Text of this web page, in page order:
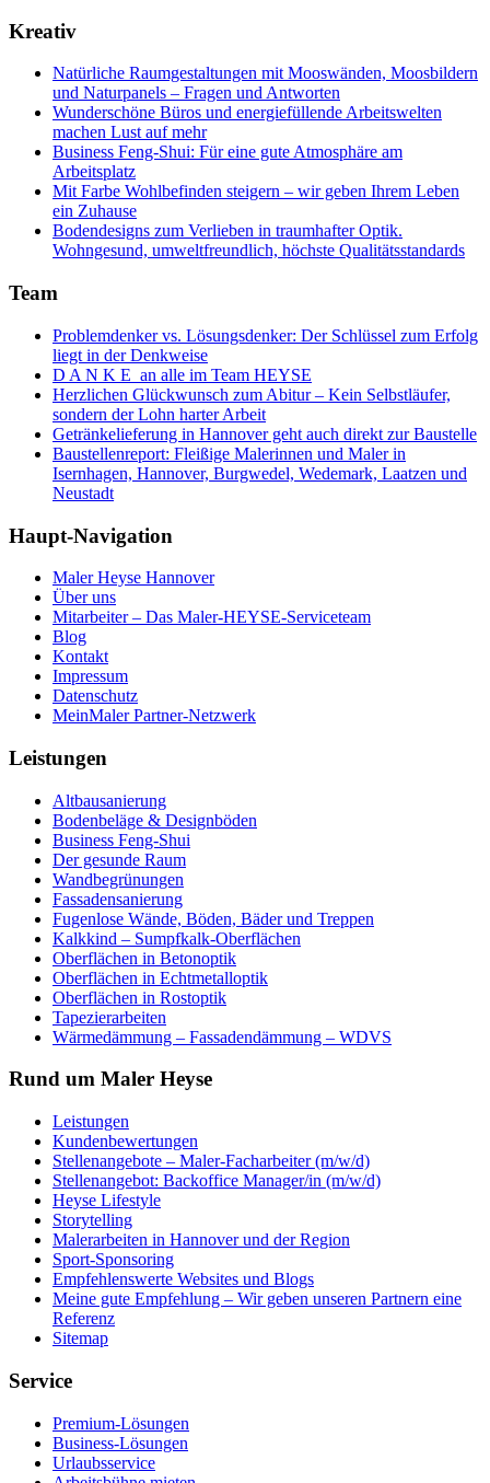
Kreativ
Natürliche Raumgestaltungen mit Mooswänden, Moosbildern
und Naturpanels – Fragen und Antworten
Wunderschöne Büros und energiefüllende Arbeitswelten
machen Lust auf mehr
Business Feng-Shui: Für eine gute Atmosphäre am
Arbeitsplatz
Mit Farbe Wohlbefinden steigern – wir geben Ihrem Leben
ein Zuhause
Bodendesigns zum Verlieben in traumhafter Optik.
Wohngesund, umweltfreundlich, höchste Qualitätsstandards
Team
Problemdenker vs. Lösungsdenker: Der Schlüssel zum Erfolg
liegt in der Denkweise
D A N K E an alle im Team HEYSE
Herzlichen Glückwunsch zum Abitur – Kein Selbstläufer,
sondern der Lohn harter Arbeit
Getränkelieferung in Hannover geht auch direkt zur Baustelle
Baustellenreport: Fleißige Malerinnen und Maler in
Isernhagen, Hannover, Burgwedel, Wedemark, Laatzen und
Neustadt
Haupt-Navigation
Maler Heyse Hannover
Über uns
Mitarbeiter – Das Maler-HEYSE-Serviceteam
Blog
Kontakt
Impressum
Datenschutz
MeinMaler Partner-Netzwerk
Leistungen
Altbausanierung
Bodenbeläge & Designböden
Business Feng-Shui
Der gesunde Raum
Wandbegrünungen
Fassadensanierung
Fugenlose Wände, Böden, Bäder und Treppen
Kalkkind – Sumpfkalk-Oberflächen
Oberflächen in Betonoptik
Oberflächen in Echtmetalloptik
Oberflächen in Rostoptik
Tapezierarbeiten
Wärmedämmung – Fassadendämmung – WDVS
Rund um Maler Heyse
Leistungen
Kundenbewertungen
Stellenangebote – Maler-Facharbeiter (m/w/d)
Stellenangebot: Backoffice Manager/in (m/w/d)
Heyse Lifestyle
Storytelling
Malerarbeiten in Hannover und der Region
Sport-Sponsoring
Empfehlenswerte Websites und Blogs
Meine gute Empfehlung – Wir geben unseren Partnern eine
Referenz
Sitemap
Service
Premium-Lösungen
Business-Lösungen
Urlaubsservice